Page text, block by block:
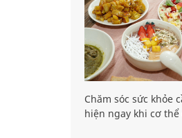
Chăm sóc sức khỏe
hiện ngay khi cơ thể